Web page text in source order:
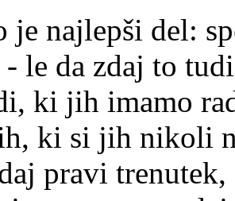
je najlepši del:
le da zdaj to
ki jih imamo
ki si jih nikoli
pravi